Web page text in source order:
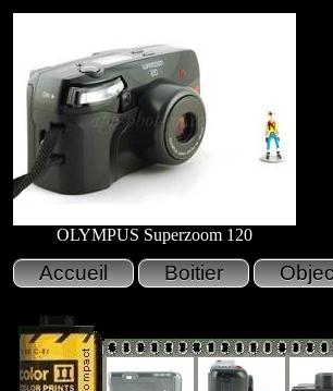
OLYMPUS Superzoom 120